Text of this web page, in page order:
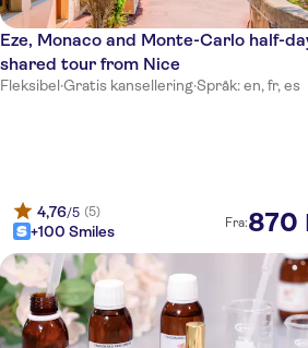
Radisson Blu Hotel, Nice
Villa Otero by HappyCulture
easyHotel Nice Palais des
Nice Excelsior Hotel
Hotel de la Mer
Eze, Monaco and Monte-Carlo half-
shared tour from Nice
Fleksibel·Gratis kansellering·Språk: en, fr, es
4,76/5 (5)
+100 Smiles Fra:870